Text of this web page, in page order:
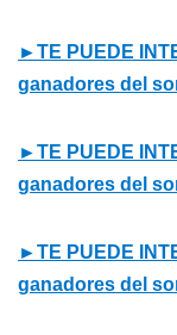
►TE PUEDE
ganadores del
►TE PUEDE
ganadores del
►TE PUEDE
ganadores del